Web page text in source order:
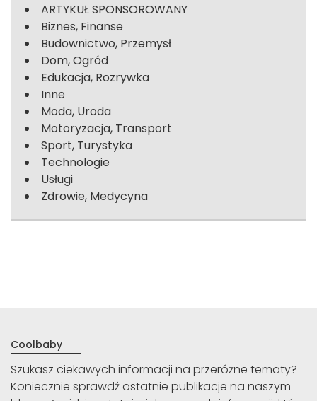
ARTYKUŁ SPONSOROWANY
Biznes, Finanse
Budownictwo, Przemysł
Dom, Ogród
Edukacja, Rozrywka
Inne
Moda, Uroda
Motoryzacja, Transport
Sport, Turystyka
Technologie
Usługi
Zdrowie, Medycyna
Coolbaby
Szukasz ciekawych informacji na przeróżne tematy?
Koniecznie sprawdź ostatnie publikacje na naszym